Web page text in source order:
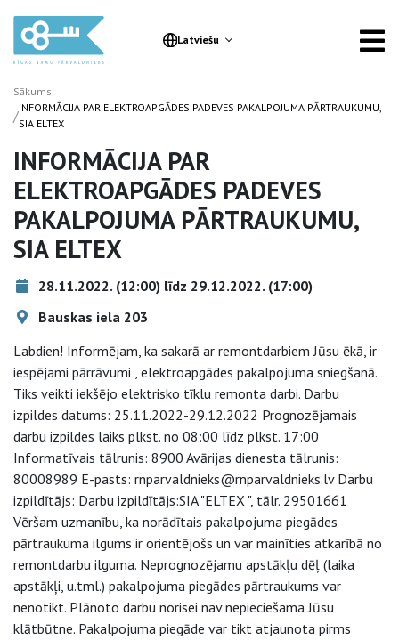
Latviešu
Sākums
/INFORMĀCIJA PAR ELEKTROAPGĀDES PADEVES PAKALPOJUMA PĀRTRAUKUMU,
SIA ELTEX
INFORMĀCIJA PAR
ELEKTROAPGĀDES PADEVES
PAKALPOJUMA PĀRTRAUKUMU,
SIA ELTEX
28.11.2022. (12:00) līdz 29.12.2022. (17:00)
Bauskas iela 203
Labdien! Informējam, ka sakarā ar remontdarbiem Jūsu ēkā, ir
iespējami pārrāvumi , elektroapgādes pakalpojuma sniegšanā.
Tiks veikti iekšējo elektrisko tīklu remonta darbi. Darbu
izpildes datums: 25.11.2022-29.12.2022 Prognozējamais
darbu izpildes laiks plkst. no 08:00 līdz plkst. 17:00
Informatīvais tālrunis: 8900 Avārijas dienesta tālrunis:
80008989 E-pasts: rnparvaldnieks@rnparvaldnieks.lv Darbu
izpildītājs: Darbu izpildītājs:SIA "ELTEX ", tālr. 29501661
Vēršam uzmanību, ka norādītais pakalpojuma piegādes
pārtraukuma ilgums ir orientējošs un var mainīties atkarībā no
remontdarbu ilguma. Neprognozējamu apstākļu dēļ (laika
apstākļi, u.tml.) pakalpojuma piegādes pārtraukums var
nenotikt. Plānoto darbu norisei nav nepieciešama Jūsu
klātbūtne. Pakalpojuma piegāde var tikt atjaunota pirms